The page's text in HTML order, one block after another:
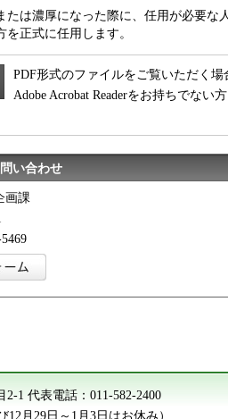
たは濃厚になった際に、任用が必要な
正式に任用します。
PDF形式のファイルをご覧いただく場
Adobe Acrobat Readerをお持ちでな
い合わせ
画課
2-1 代表電話： 011-582-2400
月29日～1月3日はお休み）